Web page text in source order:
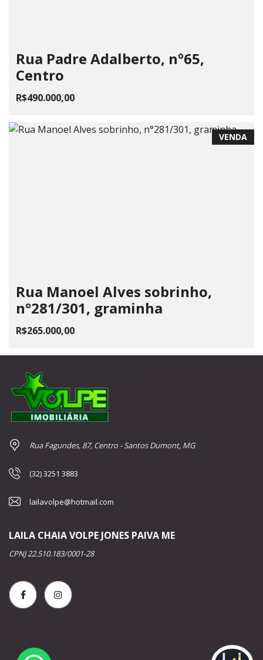
Rua Padre Adalberto, nº65,
Centro
R$490.000,00
VENDA
Rua Manoel Alves sobrinho,
n°281/301, graminha
R$265.000,00
Rua Fagundes, 87, Centro - Santos Dumont, MG
(32) 3251 3883
lailavolpe@hotmail.com
LAILA CHAIA VOLPE JONES PAIVA ME
CPNJ 22.510.183/0001-28